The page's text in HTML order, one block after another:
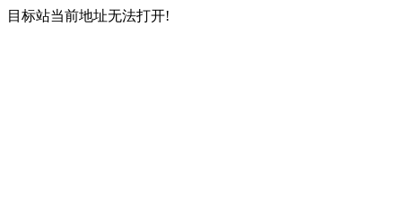
目标站当前地址无法打开!